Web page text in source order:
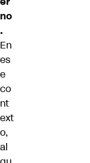
no
.
En
es
e
co
nt
ext
o,
al